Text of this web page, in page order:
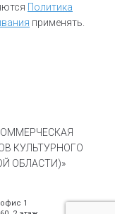
Политика
применять.
КУЛЬТУРНОГО
ОБЛАСТИ)»
1